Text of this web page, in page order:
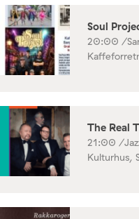
Soul
20:00 /
The Real
21:00 /
Kulturhus,